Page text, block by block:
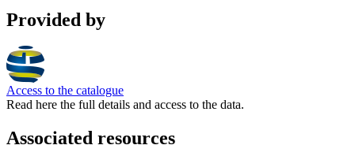
Provided by
Access to the catalogue
Read here the full details and access to the data.
Associated resources